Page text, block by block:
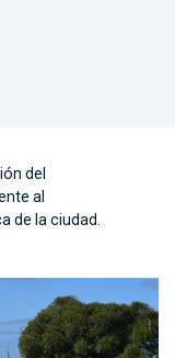
del
al
de la ciudad.